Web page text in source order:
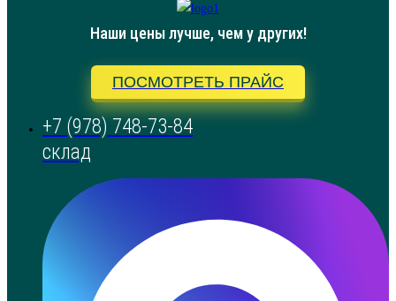
Наши цены лучше, чем у других!
ПОСМОТРЕТЬ ПРАЙС
+7 (978) 748-73-84
склад